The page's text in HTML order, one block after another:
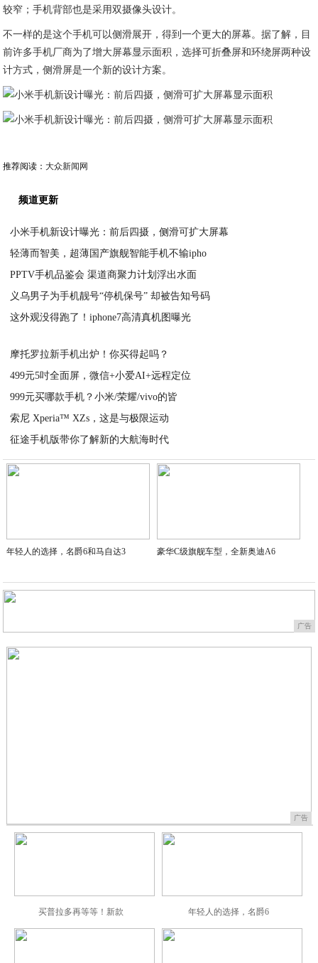
较窄；手机背部也是采用双摄像头设计。
不一样的是这个手机可以侧滑展开，得到一个更大的屏幕。据了解，目
前许多手机厂商为了增大屏幕显示面积，选择可折叠屏和环绕屏两种设
计方式，侧滑屏是一个新的设计方案。
推荐阅读： 大众新闻网
频道更新
小米手机新设计曝光：前后四摄，侧滑可扩大屏幕
轻薄而智美，超薄国产旗舰智能手机不输ipho
PPTV手机品鉴会 渠道商聚力计划浮出水面
义乌男子为手机靓号“停机保号” 却被告知号码
这外观没得跑了！iphone7高清真机图曝光
摩托罗拉新手机出炉！你买得起吗？
499元5吋全面屏，微信+小爱AI+远程定位
999元买哪款手机？小米/荣耀/vivo的皆
索尼 Xperia™ XZs，这是与极限运动
征途手机版带你了解新的大航海时代
2020-07-04
年轻人的选择，名爵6和马自达3 豪华C级旗舰车型，全新奥迪A6
广告
广告
买普拉多再等等！新款 年轻人的选择，名爵6